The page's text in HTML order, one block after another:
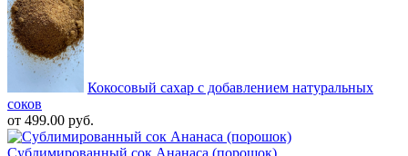
Кокосовый сахар с добавлением натуральных
соков
от 499.00 руб.
Сублимированный сок Ананаса (порошок)